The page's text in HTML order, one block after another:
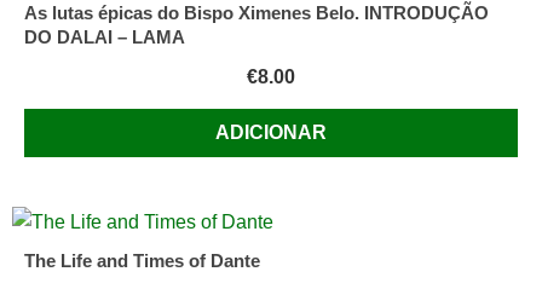
As lutas épicas do Bispo Ximenes Belo. INTRODUÇÃO
DO DALAI – LAMA
€8.00
ADICIONAR
The Life and Times of Dante